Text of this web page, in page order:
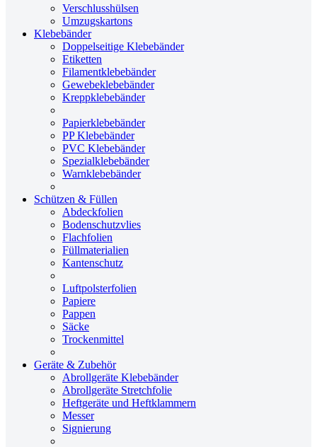
Verschlusshülsen
Umzugskartons
Klebebänder
Doppelseitige Klebebänder
Etiketten
Filamentklebebänder
Gewebeklebebänder
Kreppklebebänder
Papierklebebänder
PP Klebebänder
PVC Klebebänder
Spezialklebebänder
Warnklebebänder
Schützen & Füllen
Abdeckfolien
Bodenschutzvlies
Flachfolien
Füllmaterialien
Kantenschutz
Luftpolsterfolien
Papiere
Pappen
Säcke
Trockenmittel
Geräte & Zubehör
Abrollgeräte Klebebänder
Abrollgeräte Stretchfolie
Heftgeräte und Heftklammern
Messer
Signierung